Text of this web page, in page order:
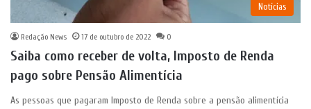
Notícias
Redação News 17 de outubro de 2022 0
Saiba como receber de volta, Imposto de Renda
pago sobre Pensão Alimentícia
As pessoas que pagaram Imposto de Renda sobre a pensão alimentícia